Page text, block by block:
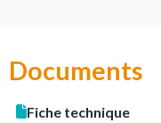
Documents
Fiche technique